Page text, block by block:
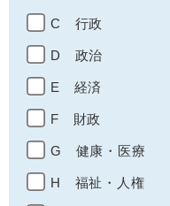
C 行政
D 政治
E 経済
F 財政
G 健康・医療
H 福祉・人権